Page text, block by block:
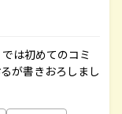
は初めてのコミ
が書きおろしまし